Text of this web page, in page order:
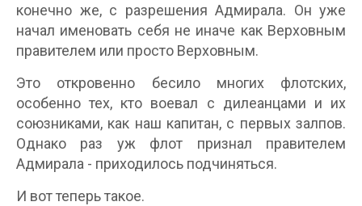
конечно же, с разрешения Адмирала. Он уже
начал именовать себя не иначе как Верховным
правителем или просто Верховным.
Это откровенно бесило многих флотских,
особенно тех, кто воевал с дилеанцами и их
союзниками, как наш капитан, с первых залпов.
Однако раз уж флот признал правителем
Адмирала - приходилось подчиняться.
И вот теперь такое.